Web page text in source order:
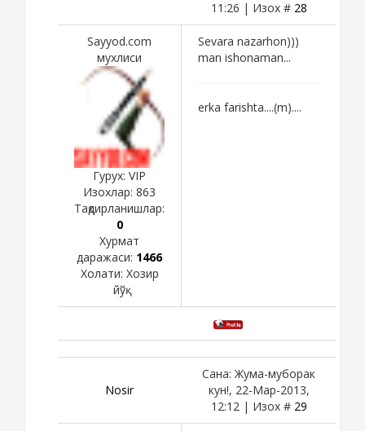
11:26 | Изох # 28
Sayyod.com
мухлиси
Гурух: VIP
Изохлар: 863
Тақдирланишлар:
0
Хурмат
даражаси: 1466
Холати: Хозир
йўқ
Sevara nazarhon)))
man ishonaman...
erka farishta....(m)....
Nosir
Сана: Жума-муборак
кун!, 22-Мар-2013,
12:12 | Изох # 29